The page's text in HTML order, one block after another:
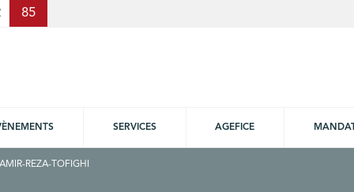
85
SERVICES AGEFICE
REZA-TOFIGHI